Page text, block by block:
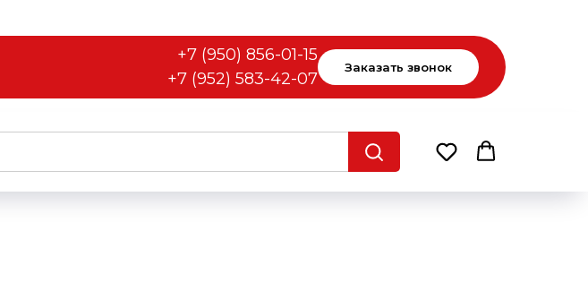
+7 (950) 856-01-15
+7 (952) 583-42-07
Заказать звонок